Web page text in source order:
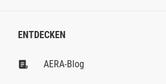
ENTDECKEN
AERA-Blog